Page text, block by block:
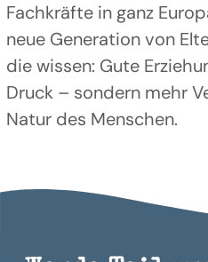
Fachkräfte in ganz
neue Generation von
die wissen: Gute
Druck – sondern mehr
Natur des Menschen.